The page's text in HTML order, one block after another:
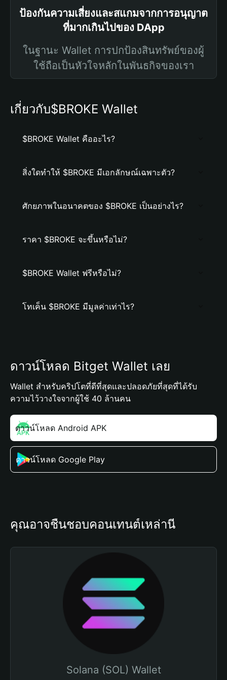
ป้องกันความเสี่ยงและสแกมจากการอนุญาต
ที่มากเกินไปของ DApp
ในฐานะ Wallet การปกป้องสินทรัพย์ของผู้
ใช้ถือเป็นหัวใจหลักในพันธกิจของเรา
เกี่ยวกับ$BROKE Wallet
$BROKE Wallet คืออะไร?
สิ่งใดทำให้ $BROKE มีเอกลักษณ์เฉพาะตัว?
ศักยภาพในอนาคตของ $BROKE เป็นอย่างไร?
ราคา $BROKE จะขึ้นหรือไม่?
$BROKE Wallet ฟรีหรือไม่?
โทเค็น $BROKE มีมูลค่าเท่าไร?
ดาวน์โหลด Bitget Wallet เลย
Wallet สำหรับคริปโตที่ดีที่สุดและปลอดภัยที่สุดที่ได้รับ
ความไว้วางใจจากผู้ใช้ 40 ล้านคน
ดาวน์โหลด Android APK
ดาวน์โหลด Google Play
คุณอาจชื่นชอบคอนเทนต์เหล่านี้
Solana (SOL) Wallet